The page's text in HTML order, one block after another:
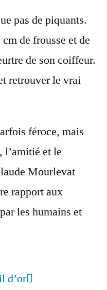
pas de piquants.
de frousse et de
de son coiffeur.
retrouver le vrai
féroce, mais
l’amitié et le
Mourlevat
rapport aux
les humains et
d’or